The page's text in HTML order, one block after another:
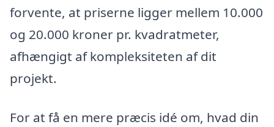
forvente, at priserne ligger mellem 10.000
og 20.000 kroner pr. kvadratmeter,
afhængigt af kompleksiteten af dit
projekt.
For at få en mere præcis idé om, hvad din